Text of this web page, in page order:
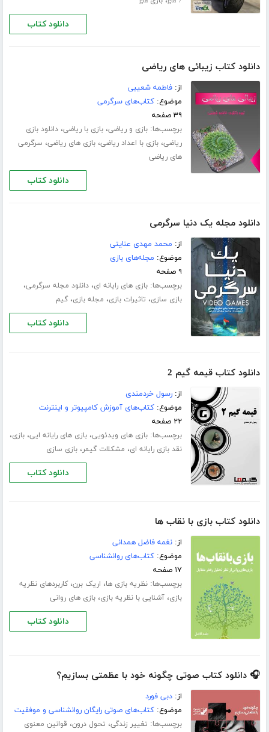
دانلود کتاب
دانلود کتاب زیبائی های ریاضی
از:فاطمه شعیبی
موضوع:کتاب‌های سرگرمی
۳۹ صفحه
برچسب‌ها:بازی و ریاضی،بازی با ریاضی،دانلود بازی
ریاضی،بازی با اعداد ریاضی،بازی های ریاضی، سرگرمی
های ریاضی
دانلود کتاب
دانلود مجله یک دنیا سرگرمی
از: محمد مهدی عنایتی
موضوع: مجله‌های بازی
۹ صفحه
برچسب‌ها:بازی های رایانه ای،دانلود مجله سرگرمی،
بازی سازی، تاثیرات بازی، مجله بازی،گیم
دانلود کتاب
دانلود کتاب قیمه گیم 2
از:رسول خردمندی
موضوع:کتاب‌های آموزش کامپیوتر و اینترنت
۲۲ صفحه
برچسب‌ها:بازی های ویدئویی،بازی های رایانه ایی،بازی،
نقد بازی رایانه ای، مشکلات گیمر،بازی سازی
دانلود کتاب
دانلود کتاب بازی با نقاب ها
از:نغمه فاضل همدانی
موضوع:کتاب‌های روانشناسی
۱۷ صفحه
برچسب‌ها:نظریه بازی ها، اریک برن،کاربردهای نظریه
بازی،آشنایی با نظریه بازی،بازی های روانی
دانلود کتاب
🎧 دانلود کتاب صوتی چگونه خود با عظمتی بسازیم؟
از:دبی فورد
موضوع:کتاب‌های صوتی رایگان روانشناسی و موفقیت
برچسب‌ها: تغییر زندگی، تحول درون، قوانین معنوی